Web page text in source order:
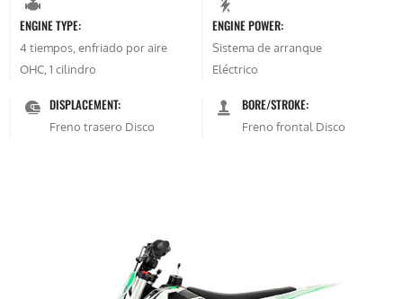
ENGINE TYPE:
4 tiempos, enfriado por aire
OHC, 1 cilindro
ENGINE POWER:
Sistema de arranque
Eléctrico
DISPLACEMENT:
Freno trasero Disco
BORE/STROKE:
Freno frontal Disco